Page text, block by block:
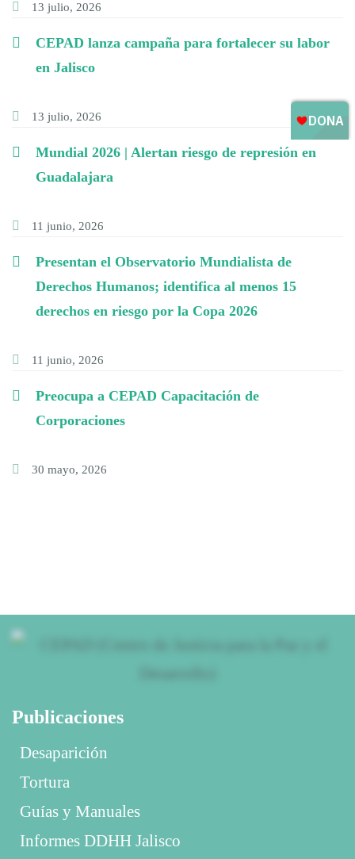
13 julio, 2026
CEPAD lanza campaña para fortalecer su labor
en Jalisco
13 julio, 2026
Mundial 2026 | Alertan riesgo de represión en
Guadalajara
11 junio, 2026
Presentan el Observatorio Mundialista de
Derechos Humanos; identifica al menos 15
derechos en riesgo por la Copa 2026
11 junio, 2026
Preocupa a CEPAD Capacitación de
Corporaciones
30 mayo, 2026
Publicaciones
Desaparición
Tortura
Guías y Manuales
Informes DDHH Jalisco